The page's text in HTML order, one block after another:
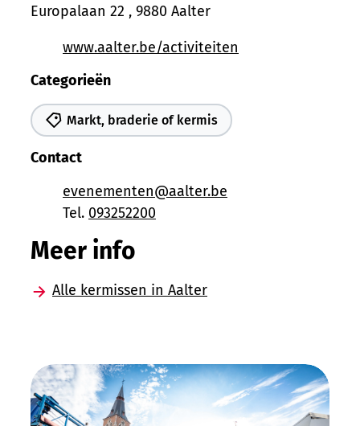
Europalaan 22 , 9880 Aalter
Websitewww.aalter.be/activiteiten
Categorieën
Markt, braderie of kermis
Contact
E-mailevenementen@aalter.be
093252200
Meer info
Alle kermissen in Aalter